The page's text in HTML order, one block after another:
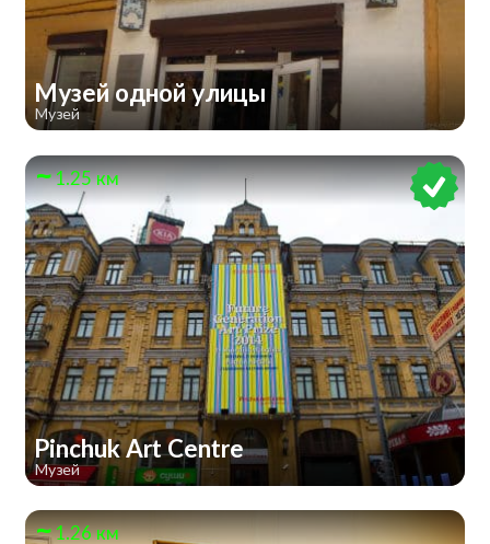
Музей одной улицы
Музей
1.25 км
Pinchuk Art Centre
Музей
1.26 км